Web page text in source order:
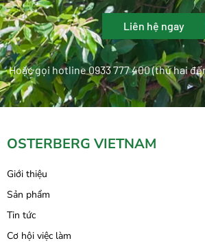
Liên hệ ngay
Hoặc gọi hotline 0933 777 400 (thứ hai
OSTERBERG VIETNAM
Giới thiệu
Sản phẩm
Tin tức
Cơ hội việc làm